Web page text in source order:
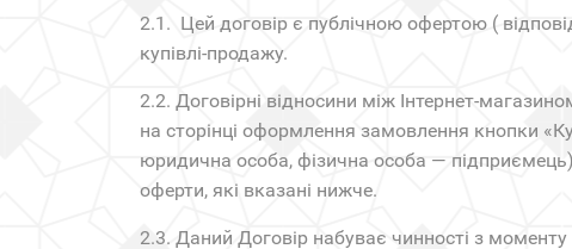
2.1. Цей договір є публічною офертою (
купівлі-продажу.
2.2. Договірні відносини між Інтернет-
на сторінці оформлення замовлення кнопки
юридична особа, фізична особа —
оферти, які вказані нижче.
2.3. Даний Договір набуває чинності з моменту